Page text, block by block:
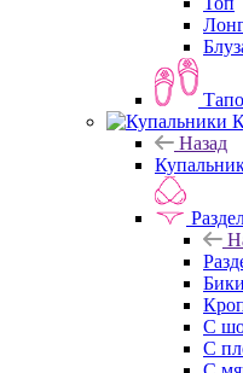
Назад
С
С